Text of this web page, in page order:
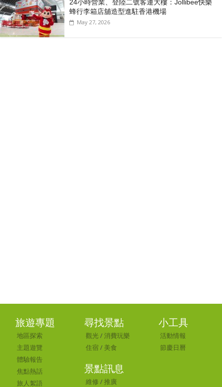
24小時營業、登陸二號客運大樓：Jollibee快樂
蜂行李箱店舖造型進駐香港機場
May 27, 2026
旅遊專題
地區探索
主題遊覽
體驗報告
焦點熱話
旅人絮語
尋找景點
觀光 /消費玩樂
住宿 / 美食
景點訊息
維修 /推廣
小工具
活動情報
節慶日曆